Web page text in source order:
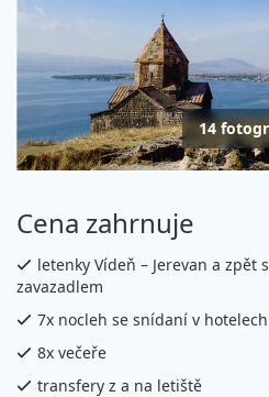
14
Cena zahrnuje
letenky Vídeň – Jerevan a zpět
zavazadlem
7x nocleh se snídaní v
8x večeře
transfery z a na letiště